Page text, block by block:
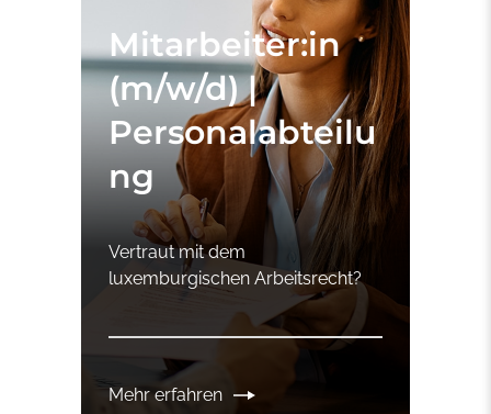
Mitarbeiter:in
(m/w/d) |
Personalabteilu
ng
Vertraut mit dem
luxemburgischen Arbeitsrecht?
Mehr erfahren